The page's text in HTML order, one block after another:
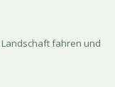
fahren und